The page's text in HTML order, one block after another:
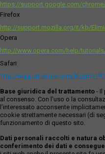
https://support.google.com/
Firefox
http://support.mozilla.org/it/kb/
Opera
http://www.opera.com/help/
Safari
http://support.apple.com/kb/
Base giuridica del trattamento - Il
al consenso. Con l'uso o la
l’interessato acconsente
cookie strettamente necessari (di
funzionamento di questo sito.
Dati personali raccolti e natura
conferimento dei dati e